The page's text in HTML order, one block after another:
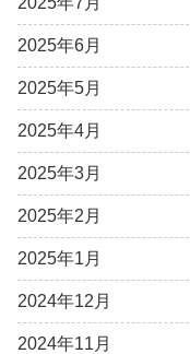
2025年6月
2025年5月
2025年4月
2025年3月
2025年2月
2025年1月
2024年12月
2024年11月